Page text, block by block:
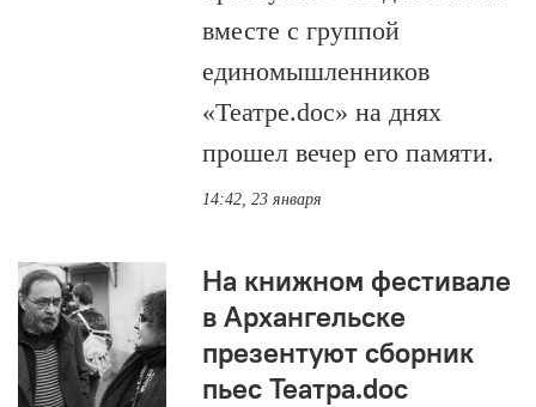
вместе с группой
единомышленников
«Театре.doc» на днях
прошел вечер его памяти.
14:42, 23 января
На книжном фестивале
в Архангельске
презентуют сборник
пьес Театра.doc